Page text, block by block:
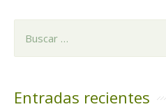
cEntradas recientes